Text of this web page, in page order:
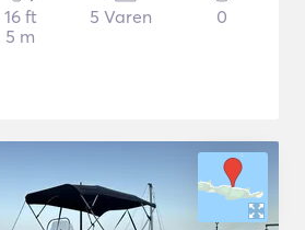
16 ft
5 m
5 Varen 0